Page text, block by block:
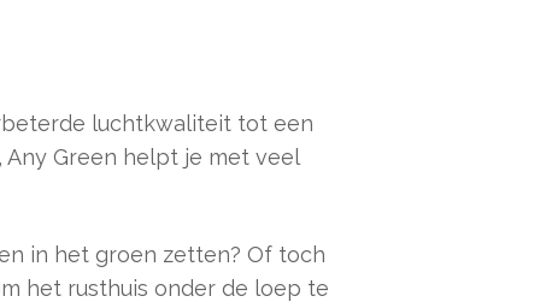
luchtkwaliteit tot een
Green helpt je met veel
in het groen zetten? Of toch
het rusthuis onder de loep te